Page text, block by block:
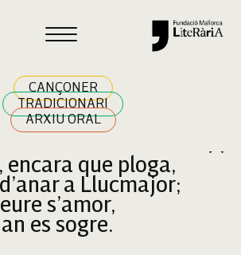
CANÇONER
TRADICIONARI
ARXIU ORAL
Cercar
encara que ploga,
a Llucmajor;
s’amor,
es sogre.